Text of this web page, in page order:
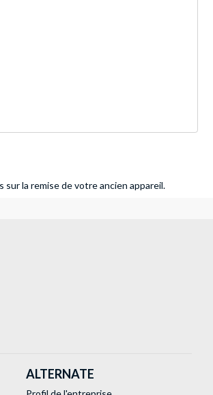
la remise de votre ancien appareil.
ALTERNATE